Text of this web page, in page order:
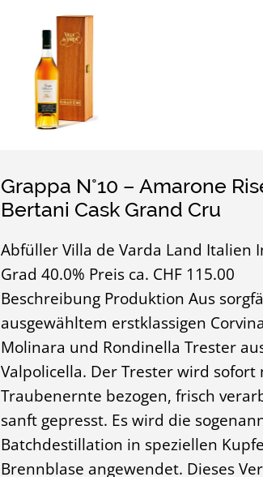
Grappa N°10 – Amarone
Bertani Cask Grand Cru
Abfüller Villa de Varda Land Italien
Grad 40.0% Preis ca. CHF 115.00
Beschreibung Produktion Aus
ausgewähltem erstklassigen
Molinara und Rondinella Trester
Valpolicella. Der Trester wird sofort
Traubenernte bezogen, frisch
sanft gepresst. Es wird die
Batchdestillation in speziellen
Brennblase angewendet. Dieses